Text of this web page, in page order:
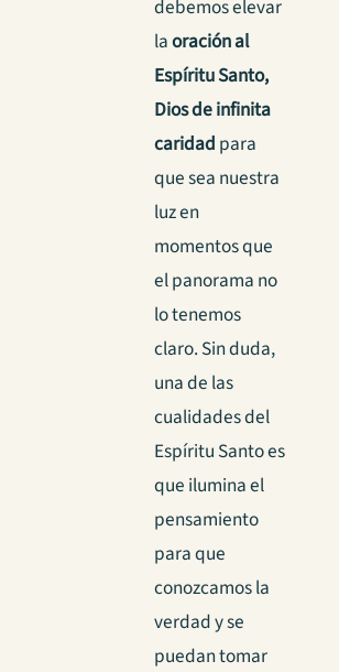
debemos elevar
laoración al
Espíritu Santo,
Dios de infinita
caridad para
que sea nuestra
luz en
momentos que
el panorama no
lo tenemos
claro. Sin duda,
una de las
cualidades del
Espíritu Santo es
que ilumina el
pensamiento
para que
conozcamos la
verdad y se
puedan tomar